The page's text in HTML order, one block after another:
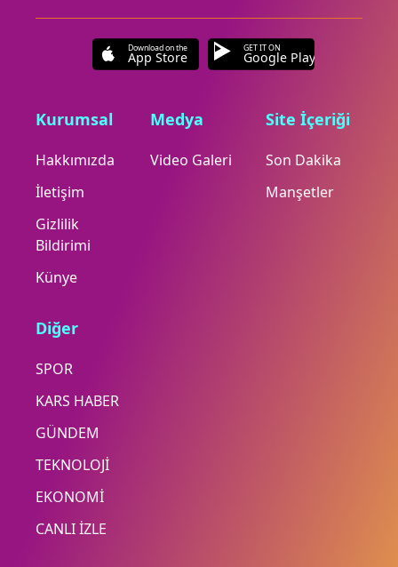
Download on the
App Store
GET IT ON
Google Play
Kurumsal
Hakkımızda
İletişim
Gizlilik
Bildirimi
Künye
Medya
Video Galeri
Site İçeriği
Son Dakika
Manşetler
Diğer
SPOR
KARS HABER
GÜNDEM
TEKNOLOJİ
EKONOMİ
CANLI İZLE